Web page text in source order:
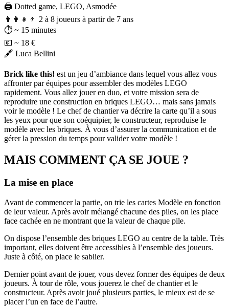
🖨️ Dotted game, LEGO, Asmodée
👨‍👩‍👧‍👦 2 à 8 joueurs à partir de 7 ans⠀
⏱️ ~ 15 minutes
💶 ~ 18 € ⠀
🖋️ Luca Bellini
Brick like this! est un jeu d’ambiance dans lequel vous allez vous
affronter par équipes pour assembler des modèles LEGO
rapidement. Vous allez jouer en duo, et votre mission sera de
reproduire une construction en briques LEGO… mais sans jamais
voir le modèle ! Le chef de chantier va décrire la carte qu’il a sous
les yeux pour que son coéquipier, le constructeur, reproduise le
modèle avec les briques. À vous d’assurer la communication et de
gérer la pression du temps pour valider votre modèle !
MAIS COMMENT ÇA SE JOUE ?
La mise en place
Avant de commencer la partie, on trie les cartes Modèle en fonction
de leur valeur. Après avoir mélangé chacune des piles, on les place
face cachée en ne montrant que la valeur de chaque pile.
On dispose l’ensemble des briques LEGO au centre de la table. Très
important, elles doivent être accessibles à l’ensemble des joueurs.
Juste à côté, on place le sablier.
Dernier point avant de jouer, vous devez former des équipes de deux
joueurs. À tour de rôle, vous jouerez le chef de chantier et le
constructeur. Après avoir joué plusieurs parties, le mieux est de se
placer l’un en face de l’autre.